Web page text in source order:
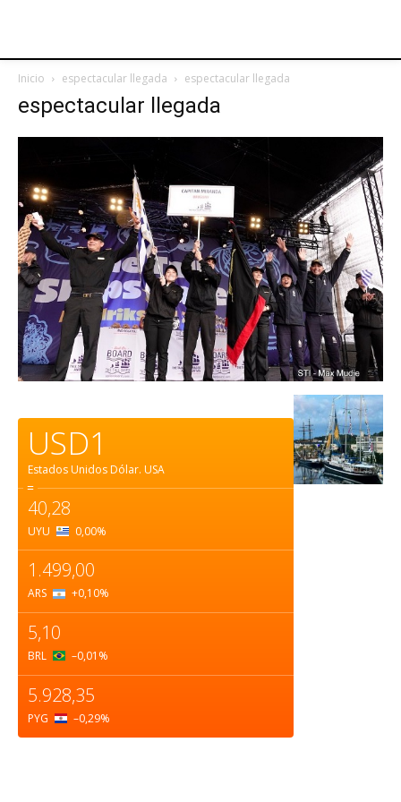
Inicio espectacular llegada espectacular llegada
espectacular llegada
USD1
Estados Unidos Dólar. USA
=
40,28
UYU 0,00%
1.499,00
ARS +0,10%
5,10
BRL –0,01 %
5.928,35
PYG –0,29%